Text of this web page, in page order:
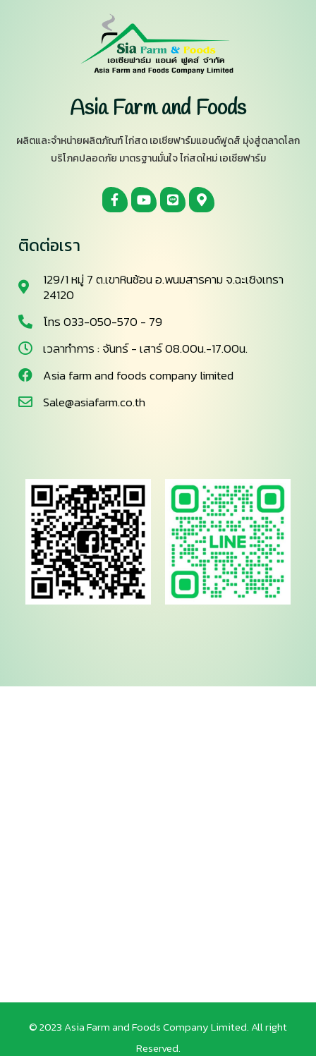
Asia Farm and Foods
ผลิตและจำหน่ายผลิตภัณฑ์ ไก่สด เอเซียฟาร์มแอนด์ฟูดส์ มุ่งสู่ตลาดโลก
บริโภคปลอดภัย มาตรฐานมั่นใจ ไก่สดใหม่ เอเซียฟาร์ม
ติดต่อเรา
129/1 หมู่ 7 ต.เขาหินซ้อน อ.พนมสารคาม จ.ฉะเชิงเทรา
24120
โทร 033-050-570 - 79
เวลาทำการ : จันทร์ - เสาร์ 08.00น.-17.00น.
Asia farm and foods company limited
Sale@asiafarm.co.th
© 2023 Asia Farm and Foods Company Limited. All right
Reserved.